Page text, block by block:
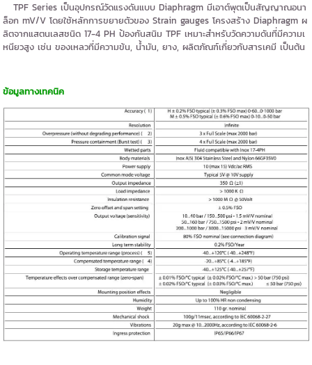
TPF Series เป็นอุปกรณ์วัดแรงดันแบบ Diaphragm มีเอาต์พุตเป็นสัญญาณอนา
ล็อก mV/V โดยใช้หลักการขยายตัวของ Strain gauges โครงสร้าง Diaphragm ผ
ลิตจากแสตนเลสชนิด 17-4 PH ป้องกันสนิม TPF เหมาะสำหรับวัดความดันที่มีความเ
หนียวสูง เช่น ของเหลวที่มีความข้น, น้ำมัน, ยาง, ผลิตภัณฑ์เกี่ยวกับสารเคมี เป็นต้น
ข้อมูลทางเทคนิค